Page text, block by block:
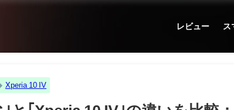
レビュー ス
Xperia 10 IV